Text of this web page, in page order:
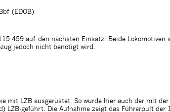
(EDOB)
459 auf den nächsten Einsatz. Beide Lokomotiven
jedoch nicht benötigt wird.
mit LZB ausgerüstet. So wurde hier auch der mit
LZB-geführt. Die Aufnahme zeigt das Führerpult der